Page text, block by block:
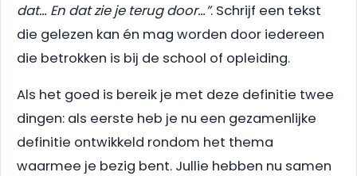
dat… En dat zie je terug door…”. Schrijf een tekst
die gelezen kan én mag worden door iedereen
die betrokken is bij de school of opleiding.
Als het goed is bereik je met deze definitie twee
dingen: als eerste heb je nu een gezamenlijke
definitie ontwikkeld rondom het thema
waarmee je bezig bent. Jullie hebben nu samen